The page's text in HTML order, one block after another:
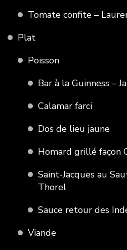
Tomate confite –
Plat
Poisson
Bar à la Guinness –
Calamar farci
Dos de lieu jaune
Homard grillé façon
Saint-Jacques au
Thorel
Sauce retour des
Viande